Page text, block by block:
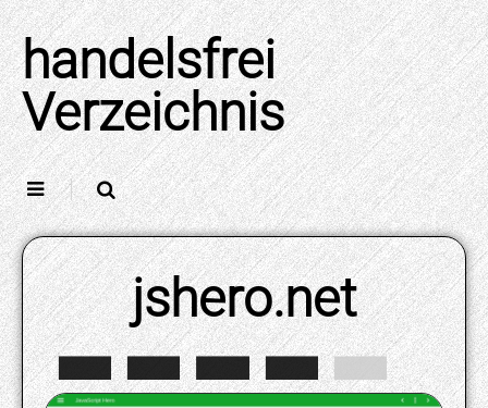
Skip
to
content
handelsfrei
Verzeichnis
jshero.net